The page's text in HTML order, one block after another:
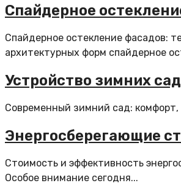
Спайдерное
Спайдерное остекление фасадов:
архитектурных форм спайдерное
Устройство зимних
Современный зимний сад: комфорт,
Энергосберегающие
Стоимость и эффективность
Особое внимание сегодня...